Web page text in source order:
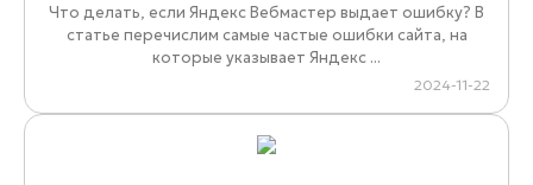
Что делать, если Яндекс Вебмастер выдает ошибку? В
статье перечислим самые частые ошибки сайта, на
которые указывает Яндекс ...
2024-11-22